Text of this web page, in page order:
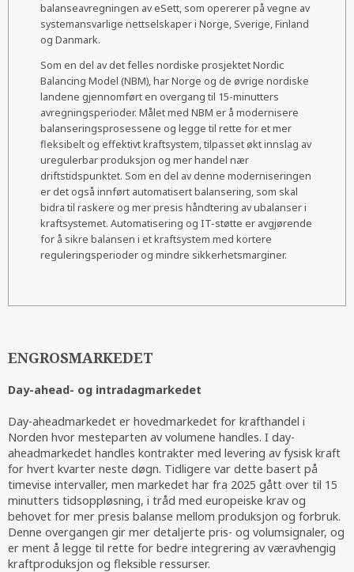
balanseavregningen av eSett, som opererer på vegne av
systemansvarlige nettselskaper i Norge, Sverige, Finland
og Danmark.
Som en del av det felles nordiske prosjektet Nordic
Balancing Model (NBM), har Norge og de øvrige nordiske
landene gjennomført en overgang til 15-minutters
avregningsperioder. Målet med NBM er å modernisere
balanseringsprosessene og legge til rette for et mer
fleksibelt og effektivt kraftsystem, tilpasset økt innslag av
uregulerbar produksjon og mer handel nær
driftstidspunktet. Som en del av denne moderniseringen
er det også innført automatisert balansering, som skal
bidra til raskere og mer presis håndtering av ubalanser i
kraftsystemet. Automatisering og IT-støtte er avgjørende
for å sikre balansen i et kraftsystem med kortere
reguleringsperioder og mindre sikkerhetsmarginer.
ENGROSMARKEDET
Day-ahead- og intradagmarkedet
Day-aheadmarkedet er hovedmarkedet for krafthandel i
Norden hvor mesteparten av volumene handles. I day-
aheadmarkedet handles kontrakter med levering av fysisk kraft
for hvert kvarter neste døgn. Tidligere var dette basert på
timevise intervaller, men markedet har fra 2025 gått over til 15
minutters tidsoppløsning, i tråd med europeiske krav og
behovet for mer presis balanse mellom produksjon og forbruk.
Denne overgangen gir mer detaljerte pris- og volumsignaler, og
er ment å legge til rette for bedre integrering av væravhengig
kraftproduksjon og fleksible ressurser.